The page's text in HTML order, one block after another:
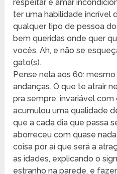
respeitar e amar
ter uma habilidade incrível
qualquer tipo de pessoa
bem queridas onde quer
vocês. Ah, e não se
gato(s).
Pense nela aos 60:
andanças. O que te atrair
pra sempre, invariável
acumulou uma qualidade
que a cada dia que passa
aborreceu com quase
coisa por aí que será a
as idades, explicando o
estranho na parede, e